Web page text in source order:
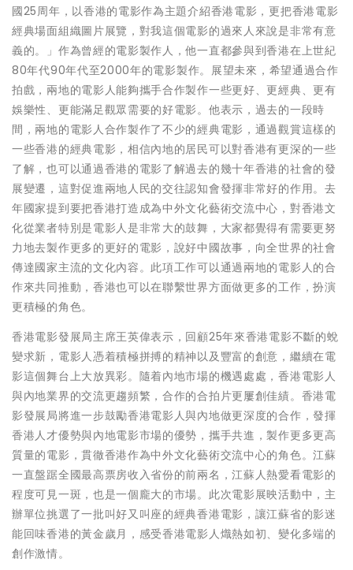
國25周年，以香港的電影作為主題介紹香港電影，更把香港電影
經典場面組織圖片展覽，對我這個電影的過來人來說是非常有意
義的。」作為曾經的電影製作人，他一直都參與到香港在上世紀
80年代90年代至2000年的電影製作。展望未來，希望通過合作
拍戲，兩地的電影人能夠攜手合作製作一些更好、更經典、更有
娛樂性、更能滿足觀眾需要的好電影。他表示，過去的一段時
間，兩地的電影人合作製作了不少的經典電影，通過觀賞這樣的
一些香港的經典電影，相信內地的居民可以對香港有更深的一些
了解，也可以通過香港的電影了解過去的幾十年香港的社會的發
展變遷，這對促進兩地人民的交往認知會發揮非常好的作用。去
年國家提到要把香港打造成為中外文化藝術交流中心，對香港文
化從業者特別是電影人是非常大的鼓舞，大家都覺得有需要更努
力地去製作更多的更好的電影，說好中國故事，向全世界的社會
傳達國家主流的文化內容。此項工作可以通過兩地的電影人的合
作來共同推動，香港也可以在聯繫世界方面做更多的工作，扮演
更積極的角色。
香港電影發展局主席王英偉表示，回顧25年來香港電影不斷的蛻
變求新，電影人憑着積極拼搏的精神以及豐富的創意，繼續在電
影這個舞台上大放異彩。隨着內地市場的機遇處處，香港電影人
與內地業界的交流更趨頻繁，合作的合拍片更屢創佳績。香港電
影發展局將進一步鼓勵香港電影人與內地做更深度的合作，發揮
香港人才優勢與內地電影市場的優勢，攜手共進，製作更多更高
質量的電影，貫徹香港作為中外文化藝術交流中心的角色。江蘇
一直盤踞全國最高票房收入省份的前兩名，江蘇人熱愛看電影的
程度可見一斑，也是一個龐大的市場。此次電影展映活動中，主
辦單位挑選了一批叫好又叫座的經典香港電影，讓江蘇省的影迷
能回味香港的黃金歲月，感受香港電影人熾熱如初、變化多端的
創作激情。